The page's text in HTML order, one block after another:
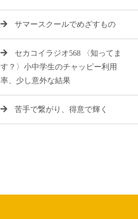
サマースクールでめざすもの
セカコイラジオ568 〈知ってま
す？〉小中学生のチャッピー利用
率、少し意外な結果
苦手で繋がり、得意で輝く